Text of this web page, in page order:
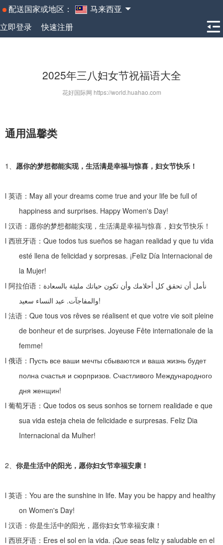
配送国家或地区：
马来西亚
立即登录
快速注册
2025年三八妇女节祝福语大全
花好国际网 https://world.huahao.com
通用温馨类
1、 愿你的梦想都能实现，生活满是幸福与惊喜，妇女节快乐！
l 英语： May all your dreams come true and your life be full of
happiness and surprises. Happy Women's Day!
l 汉语：愿你的梦想都能实现，生活满是幸福与惊喜，妇女节快乐！
l 西班牙语： Que todos tus sueños se hagan realidad y que tu vida
esté llena de felicidad y sorpresas. ¡Feliz Día Internacional de
la Mujer!
l 阿拉伯语： نأمل أن تحقق كل أحلامك وأن تكون حياتك مليئة بالسعادة
والمفاجآت. عيد النساء سعيد
!
l 法语： Que tous vos rêves se réalisent et que votre vie soit pleine
de bonheur et de surprises. Joyeuse Fête internationale de la
femme!
l 俄语： Пусть все ваши мечты сбываются и ваша жизнь будет
полна счастья и сюрпризов. Счастливого Международного
дня женщин!
l 葡萄牙语： Que todos os seus sonhos se tornem realidade e que
sua vida esteja cheia de felicidade e surpresas. Feliz Dia
Internacional da Mulher!
2、 你是生活中的阳光，愿你妇女节幸福安康！
l 英语： You are the sunshine in life. May you be happy and healthy
on Women's Day!
l 汉语：你是生活中的阳光，愿你妇女节幸福安康！
l 西班牙语： Eres el sol en la vida. ¡Que seas feliz y saludable en el